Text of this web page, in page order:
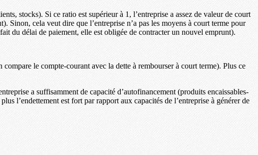
stocks). Si ce ratio est supérieur à 1, l’entreprise a assez de valeur de court
Sinon, cela veut dire que l’entreprise n’a pas les moyens à court terme pour
du délai de paiement, elle est obligée de contracter un nouvel emprunt).
le compte-courant avec la dette à rembourser à court terme). Plus ce
a suffisamment de capacité d’autofinancement (produits encaissables-
l’endettement est fort par rapport aux capacités de l’entreprise à générer de